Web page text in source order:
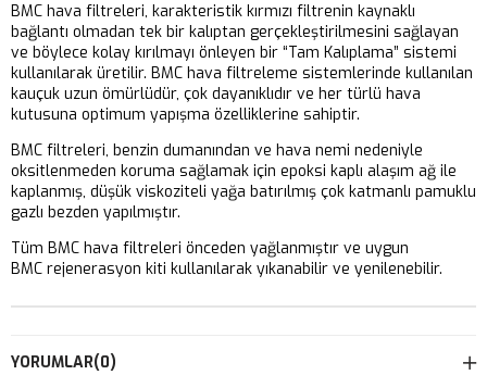
BMC hava filtreleri, karakteristik kırmızı filtrenin kaynaklı
bağlantı olmadan tek bir kalıptan gerçekleştirilmesini sağlayan
ve böylece kolay kırılmayı önleyen bir “Tam Kalıplama” sistemi
kullanılarak üretilir. BMC hava filtreleme sistemlerinde kullanılan
kauçuk uzun ömürlüdür, çok dayanıklıdır ve her türlü hava
kutusuna optimum yapışma özelliklerine sahiptir.
BMC filtreleri, benzin dumanından ve hava nemi nedeniyle
oksitlenmeden koruma sağlamak için epoksi kaplı alaşım ağ ile
kaplanmış, düşük viskoziteli yağa batırılmış çok katmanlı pamuklu
gazlı bezden yapılmıştır.
Tüm BMC hava filtreleri önceden yağlanmıştır ve uygun
BMC rejenerasyon kiti kullanılarak yıkanabilir ve yenilenebilir.
YORUMLAR(0)